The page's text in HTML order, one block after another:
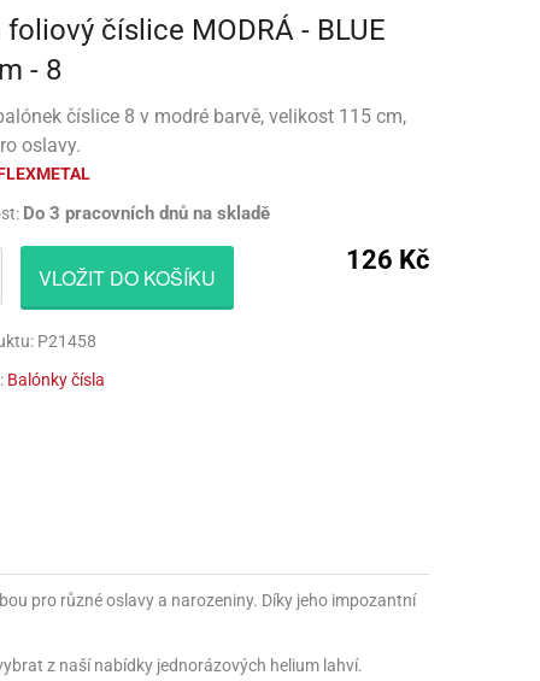
JEDNORÁZOVÉ PŘÍBORY
KELÍMKY A POHÁRKY
TÉMATICKÉ KELÍMKY
KOŠÍČKY NA MUFFINY
NAPICHOVÁTKA A ZÁPICHY
TALÍŘE
UBROUSKY
UBRUSY
KLOBOUKY, ČEPICE
MASKY
VOUSY
AROMA NA SLIZ
BARVIVA NA SLIZ
LEPIDLA NA VÝROBU SLIZU
KULIČKY NA SLIZ
HRAČKY
HRAČKY
foliový číslice MODRÁ - BLUE
- 8
číslice 8 v modré barvě, velikost 115 cm,
oslavy.
Do 3 pracovních dnů na skladě
126 Kč
VLOŽIT DO KOŠÍKU
P21458
Balónky čísla
pro různé oslavy a narozeniny. Díky jeho impozantní
z naší nabídky jednorázových helium lahví.